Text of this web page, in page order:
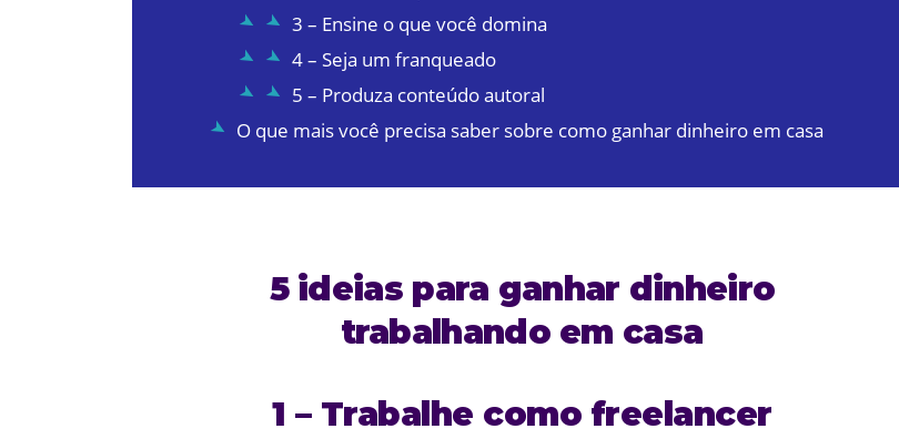
3 – Ensine o que você domina
4 – Seja um franqueado
5 – Produza conteúdo autoral
O que mais você precisa saber sobre como ganhar dinheiro em casa
5 ideias para ganhar dinheiro
trabalhando em casa
1 – Trabalhe como freelancer